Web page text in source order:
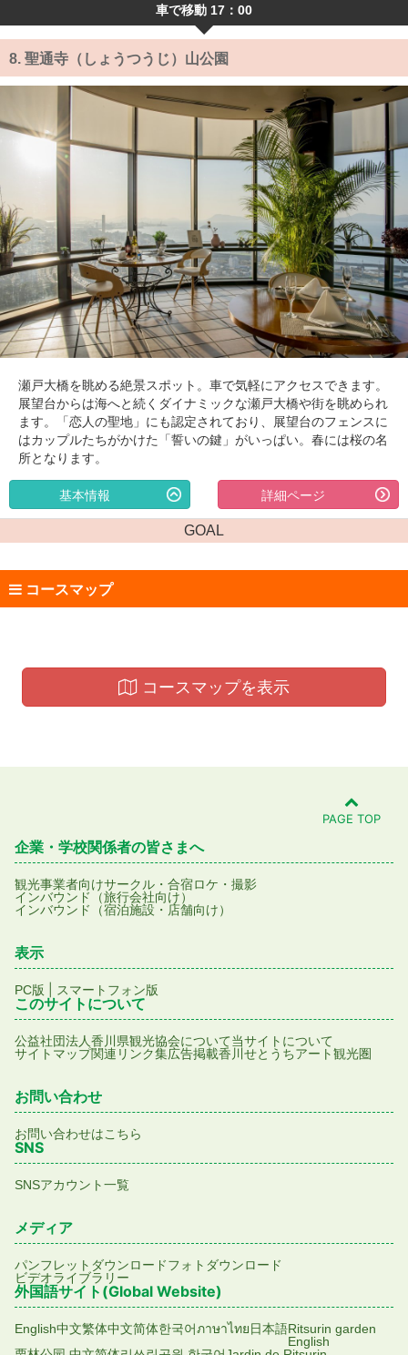
車で移動 17：00
8. 聖通寺（しょうつうじ）山公園
瀬戸大橋を眺める絶景スポット。車で気軽にアクセスできます。
展望台からは海へと続くダイナミックな瀬戸大橋や街を眺められ
ます。「恋人の聖地」にも認定されており、展望台のフェンスに
はカップルたちがかけた「誓いの鍵」がいっぱい。春には桜の名
所となります。
詳細ページ
基本情報
GOAL
コースマップ
コースマップを表示
PAGE TOP
企業・学校関係者の皆さまへ
観光事業者向けサークル・合宿ロケ・撮影
インバウンド（旅行会社向け）
インバウンド（宿泊施設・店舗向け）
表示
PC版 スマートフォン版
このサイトについて
公益社団法人香川県観光協会について当サイトについて
サイトマップ関連リンク集広告掲載香川せとうちアート観光圏
お問い合わせ
お問い合わせはこちら
SNS
SNSアカウント一覧
メディア
パンフレットダウンロードフォトダウンロード
ビデオライブラリー
外国語サイト(Global Website)
English中文繁体中文简体한국어ภาษาไทย日本語Ritsurin garden
English